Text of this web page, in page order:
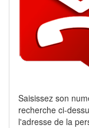
Saisissez son
recherche ci-
l'adresse de la